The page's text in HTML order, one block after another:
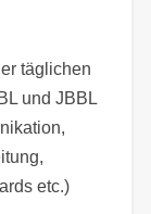
täglichen
und JBBL
etc.)